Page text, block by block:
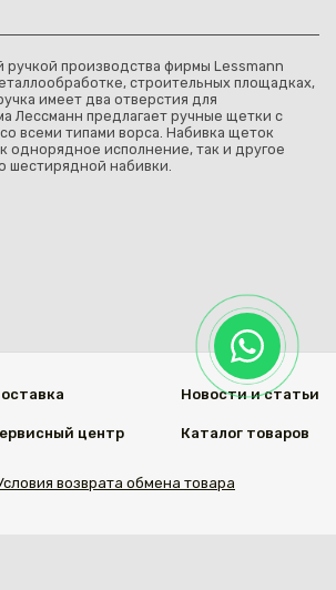
производства фирмы Lessmann
строительных площадках,
имеет два отверстия для
Лессманн предлагает ручные щетки с
всеми типами ворса. Набивка щеток
однорядное исполнение, так и другое
шестирядной набивки.
центр
Новости и статьи
Каталог товаров
возврата обмена товара